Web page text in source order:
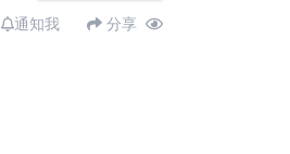
通知我 分享